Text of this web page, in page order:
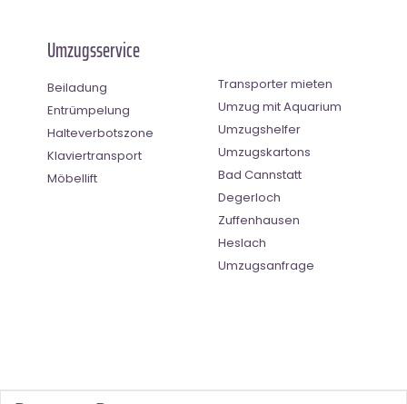
Umzugsservice
Beiladung
Entrümpelung
Halteverbotszone
Klaviertransport
Möbellift
Transporter mieten
Umzug mit Aquarium
Umzugshelfer
Umzugskartons
Bad Cannstatt
Degerloch
Zuffenhausen
Heslach
Umzugsanfrage